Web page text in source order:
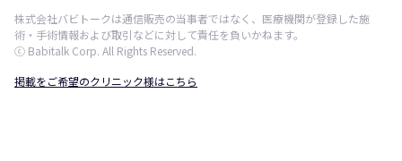
株式会社バビトークは通信販売の当事者ではなく、医療機関が登録した施
術・手術情報および取引などに対して責任を負いかねます。
ⓒ Babitalk Corp. All Rights Reserved.
掲載をご希望のクリニック様はこちら